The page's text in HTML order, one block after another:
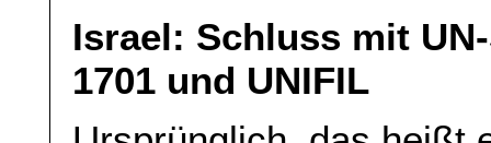
Israel: Schluss mit
1701 und UNIFIL